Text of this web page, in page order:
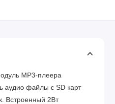
MP3-плеера
аудио файлы с SD карт
Встроенный 2Вт